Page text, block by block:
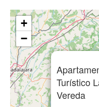
Turístico
Vereda
+
−